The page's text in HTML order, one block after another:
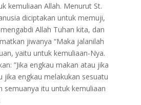
kemuliaan Allah. Menurut St.
diciptakan untuk memuji,
Allah Tuhan kita, dan
jiwanya “Maka jalanilah
yaitu untuk kemuliaan-Nya.
”Jika engkau makan atau jika
jika engkau melakukan sesuatu
semuanya itu untuk kemuliaan